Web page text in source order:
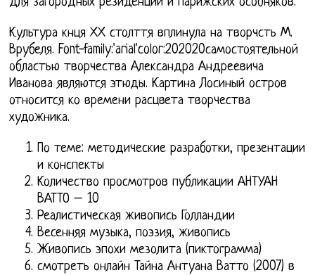
Культура кнця ХХ столття вплинула на творчсть М.
Врубеля. Font-family:'arial'color:202020самостоятельной
областью творчества Александра Андреевича
Иванова являются этюды. Картина Лосиный остров
относится ко времени расцвета творчества
художника.
По теме: методические разработки, презентации
и конспекты
Количество просмотров публикации АНТУАН
ВАТТО – 10
Реалистическая живопись Голландии
Весенняя музыка, поэзия, живопись
Живопись эпохи мезолита (пиктограмма)
смотреть онлайн Тайна Антуана Ватто (2007) в